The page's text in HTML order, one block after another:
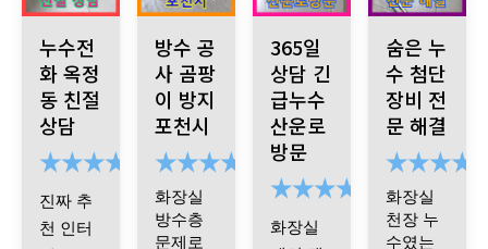
지.....(저
도 한 깔
끔해서
딱 보면
고수임
을 알죠
^^)
점심때
가 되어
식사 하
시라고
해도 일
끝내고
편하게
식사하
어떨결
에 저 두
굶었답
니다 덕
보시고
공사까
지 하고
나니까
진짜 싹
나았어
요!!
들어 보
이시는
데도 기
사님 완
전 친절
하시고
설명같
은거 너
무 잘해
공사하
고 나온
폐기물
도 엄청
깨끗하
게 치워
주시고
진짜 너
무 감사
잡혔습
군더더
기 없이
처리해
주십니
다
지인들
한테도
여기 추
천하려
합니다
애쓰신
기사님
빠르게
누수 지
점을 찾
고
사 할 수
없어
다음날
재 방문
하셔서
말끔히
되었답
사님 이
오셨는
데 순간
왜 이리
많이 오
신 걸까
했죠
누수가
되는 지
점을 간
단히 이
야기 했
는데 후
다닥 세
분 이 훅
빨리 찾
으셨죠
그냥 딱
봐도 믿
누수전
화 옥정
동 친절
상담
진짜 추
천 인터
방수 공
사 곰팡
이 방지
포천시
화장실
방수층
문제로
365일
상담 긴
급누수
산운로
방문
화장실
숨은 누
수 첨단
장비 전
문 해결
화장실
천장 누
수였는